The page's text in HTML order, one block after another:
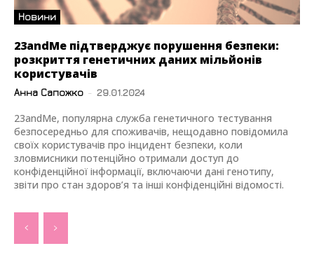
Новини
23andMe підтверджує порушення безпеки:
розкриття генетичних даних мільйонів
користувачів
Анна Сапожко - 29.01.2024
23andMe, популярна служба генетичного тестування
безпосередньо для споживачів, нещодавно повідомила
своїх користувачів про інцидент безпеки, коли
зловмисники потенційно отримали доступ до
конфіденційної інформації, включаючи дані генотипу,
звіти про стан здоров’я та інші конфіденційні відомості.